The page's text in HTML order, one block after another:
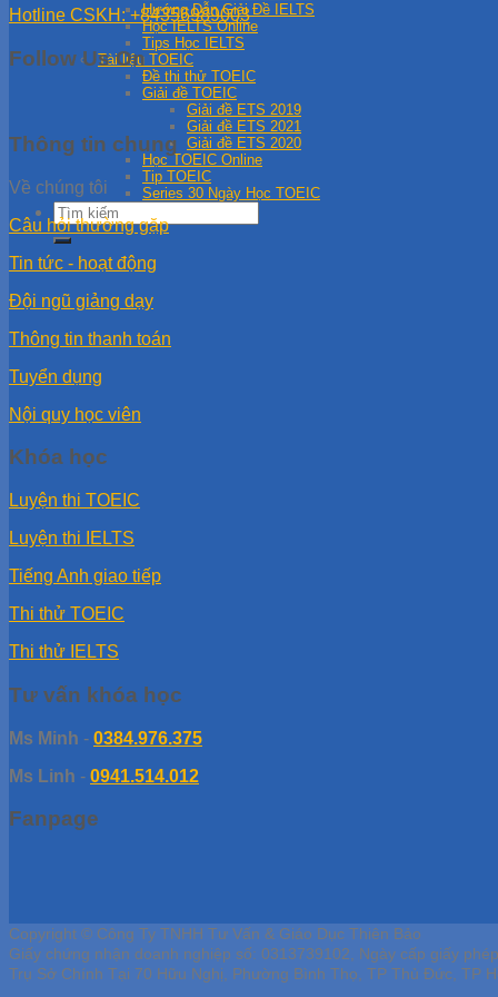
Hướng Dẫn Giải Đề IELTS
Học IELTS Online
Tips Học IELTS
Tài liệu TOEIC
Đề thi thử TOEIC
Giải đề TOEIC
Giải đề ETS 2019
Giải đề ETS 2021
Giải đề ETS 2020
Học TOEIC Online
Tip TOEIC
Series 30 Ngày Học TOEIC
Hotline CSKH: +84356989003
Follow Us On
Thông tin chung
Về chúng tôi
Câu hỏi thường gặp
Tin tức - hoạt động
Đội ngũ giảng dạy
Thông tin thanh toán
Tuyển dụng
Nội quy học viên
Khóa học
Luyện thi TOEIC
Luyện thi IELTS
Tiếng Anh giao tiếp
Thi thử TOEIC
Thi thử IELTS
Tư vấn khóa học
Ms Minh - 0384.976.375
Ms Linh - 0941.514.012
Fanpage
Copyright © Công Ty TNHH Tư Vấn & Giáo Dục Thiên Bảo
Giấy chứng nhận doanh nghiệp số: 0313739102, Ngày cấp giấy
Trụ Sở Chính Tại 70 Hữu Nghị, Phường Bình Thọ, TP Thủ Đức, TP